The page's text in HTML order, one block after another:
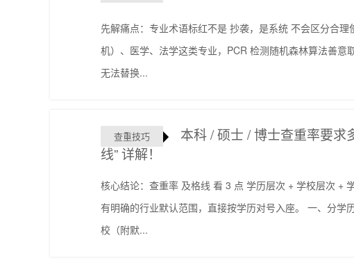
先解痛点：专业术语标红不是 抄袭，是系统 不会区分合
机）、医学、法学这类专业，PCR 检测随机森林算法善意
无法替换...
查重技巧
本科 / 硕士 / 博士查重率要求
线” 详解！
核心结论：查重率 及格线 看 3 点 学历层次 + 学校层次 +
有明确的行业默认范围，直接按学历对号入座。 一、分学
校（附默...